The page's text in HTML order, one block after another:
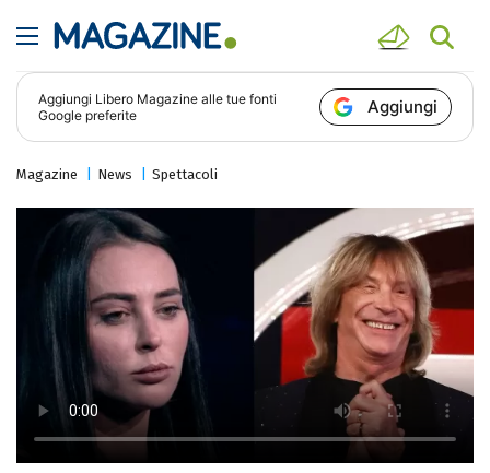
Aggiungi Libero Magazine alle tue fonti
Google preferite
Aggiungi
Magazine News Spettacoli